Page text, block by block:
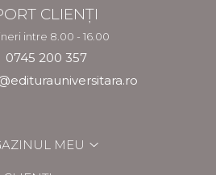
CLIENȚI
intre 8.00 - 16.00
0745 200 357
MEU